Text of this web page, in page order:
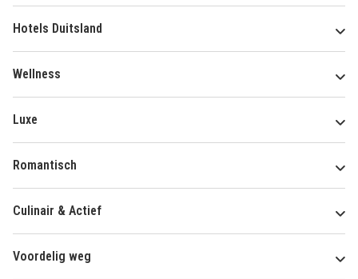
Hotels Duitsland
Wellness
Luxe
Romantisch
Culinair & Actief
Voordelig weg